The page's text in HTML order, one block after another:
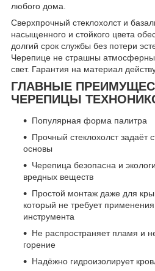
любого дома.
Сверхпрочный стеклохолст и
насыщенного и стойкого цвета
долгий срок службы без потери
Черепице не страшны
свет. Гарантия на материал
ГЛАВНЫЕ
ЧЕРЕПИЦЫ
Популярная форма палитра
Прочный стеклохолст задаёт
основы
Черепица безопасна и
вредных веществ
Простой монтаж даже для
который не требует
инструмента
Не распространяет пламя и
горение
Надёжно гидроизолирует